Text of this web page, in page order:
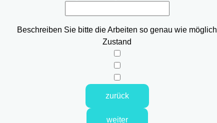
Beschreiben Sie bitte die Arbeiten so genau wie möglich
Zustand
zurück
weiter